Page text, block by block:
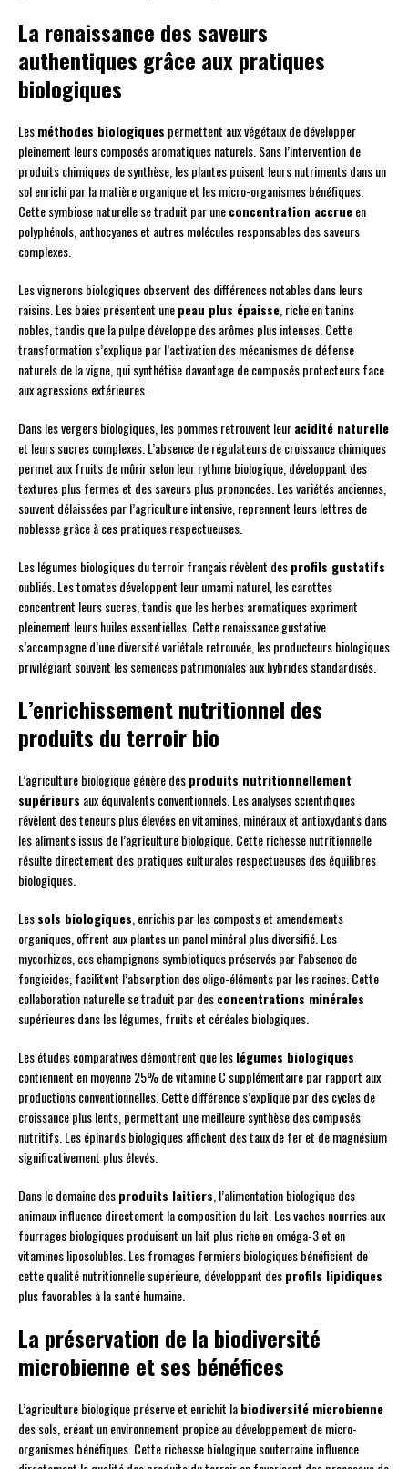
La renaissance des saveurs
authentiques grâce aux pratiques
biologiques
Lesméthodes biologiques permettent aux végétaux de développer
pleinement leurs composés aromatiques naturels. Sans l’intervention de
produits chimiques de synthèse, les plantes puisent leurs nutriments dans un
sol enrichi par la matière organique et les micro-organismes bénéfiques.
Cette symbiose naturelle se traduit par uneconcentration accrueen
polyphénols, anthocyanes et autres molécules responsables des saveurs
complexes.
Les vignerons biologiques observent des différences notables dans leurs
raisins. Les baies présentent unepeau plus épaisse , riche en tanins
nobles, tandis que la pulpe développe des arômes plus intenses. Cette
transformation s’explique par l’activation des mécanismes de défense
naturels de la vigne, qui synthétise davantage de composés protecteurs face
aux agressions extérieures.
Dans les vergers biologiques, les pommes retrouvent leuracidité naturelle
et leurs sucres complexes. L’absence de régulateurs de croissance chimiques
permet aux fruits de mûrir selon leur rythme biologique, développant des
textures plus fermes et des saveurs plus prononcées. Les variétés anciennes,
souvent délaissées par l’agriculture intensive, reprennent leurs lettres de
noblesse grâce à ces pratiques respectueuses.
Les légumes biologiques du terroir français révèlent desprofils gustatifs
oubliés. Les tomates développent leur umami naturel, les carottes
concentrent leurs sucres, tandis que les herbes aromatiques expriment
pleinement leurs huiles essentielles. Cette renaissance gustative
s’accompagne d’une diversité variétale retrouvée, les producteurs biologiques
privilégiant souvent les semences patrimoniales aux hybrides standardisés.
L’enrichissement nutritionnel des
produits du terroir bio
L’agriculture biologique génère desproduits nutritionnellement
supérieurs aux équivalents conventionnels. Les analyses scientifiques
révèlent des teneurs plus élevées en vitamines, minéraux et antioxydants dans
les aliments issus de l’agriculture biologique. Cette richesse nutritionnelle
résulte directement des pratiques culturales respectueuses des équilibres
biologiques.
Lessols biologiques , enrichis par les composts et amendements
organiques, offrent aux plantes un panel minéral plus diversifié. Les
mycorhizes, ces champignons symbiotiques préservés par l’absence de
fongicides, facilitent l’absorption des oligo-éléments par les racines. Cette
collaboration naturelle se traduit par desconcentrations minérales
supérieures dans les légumes, fruits et céréales biologiques.
Les études comparatives démontrent que leslégumes biologiques
contiennent en moyenne 25% de vitamine C supplémentaire par rapport aux
productions conventionnelles. Cette différence s’explique par des cycles de
croissance plus lents, permettant une meilleure synthèse des composés
nutritifs. Les épinards biologiques affichent des taux de fer et de magnésium
significativement plus élevés.
Dans le domaine desproduits laitiers , l’alimentation biologique des
animaux influence directement la composition du lait. Les vaches nourries aux
fourrages biologiques produisent un lait plus riche en oméga-3 et en
vitamines liposolubles. Les fromages fermiers biologiques bénéficient de
cette qualité nutritionnelle supérieure, développant desprofils lipidiques
plus favorables à la santé humaine.
La préservation de la biodiversité
microbienne et ses bénéfices
L’agriculture biologique préserve et enrichit labiodiversité microbienne
des sols, créant un environnement propice au développement de micro-
organismes bénéfiques. Cette richesse biologique souterraine influence